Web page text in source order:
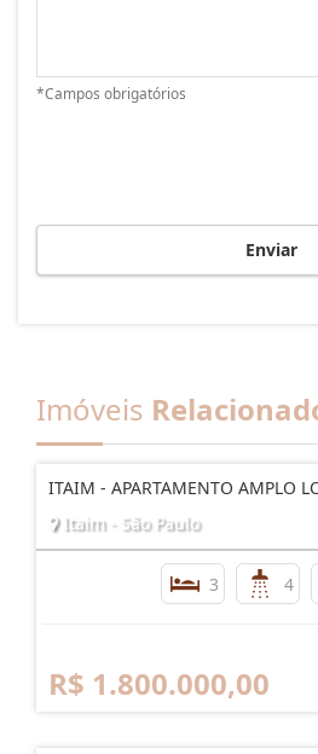
*Campos obrigatórios
Enviar
Imóveis
ITAIM - APARTAMENTO AMPLO
Itaim - São Paulo
3 4
R$ 1.800.000,00